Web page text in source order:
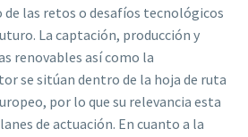
las retos o desafíos tecnológicos
La captación, producción y
renovables así como la
se sitúan dentro de la hoja de ruta
por lo que su relevancia esta
de actuación. En cuanto a la